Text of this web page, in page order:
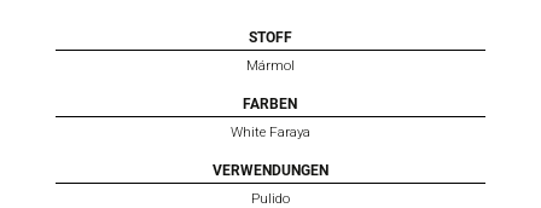
STOFF
Mármol
FARBEN
White Faraya
VERWENDUNGEN
Pulido